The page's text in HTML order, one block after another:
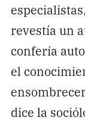
revestía un
confería
el
dice la